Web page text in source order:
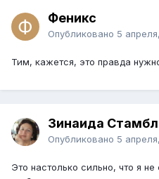
Феникс
Опубликовано 5
Тим, кажется, это правда
Зинаида
Опубликовано 5
Это настолько сильно, что я